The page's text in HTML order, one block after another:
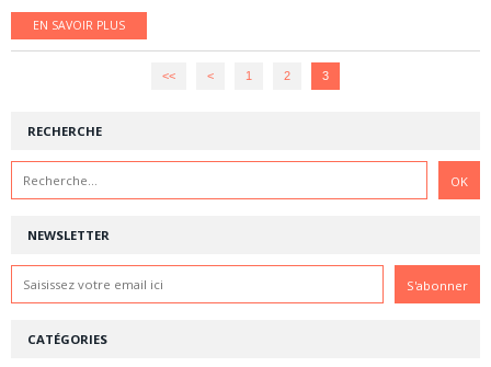
EN SAVOIR PLUS
<< < 1 2 3
NEWSLETTER
RECHERCHE
CATÉGORIES